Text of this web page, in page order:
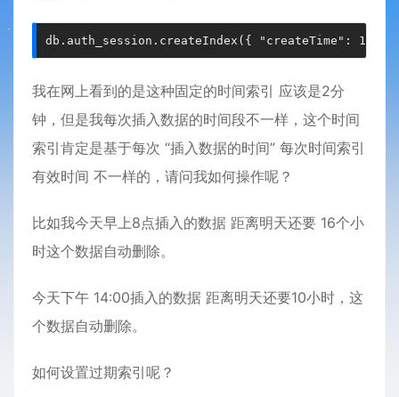
db.auth_session.createIndex({ "createTime": 1 },
我在网上看到的是这种固定的时间索引 应该是2分
钟，但是我每次插入数据的时间段不一样，这个时间
索引肯定是基于每次 “插入数据的时间” 每次时间索引
有效时间 不一样的，请问我如何操作呢？
比如我今天早上8点插入的数据 距离明天还要 16个小
时这个数据自动删除。
今天下午 14:00插入的数据 距离明天还要10小时，这
个数据自动删除。
如何设置过期索引呢？